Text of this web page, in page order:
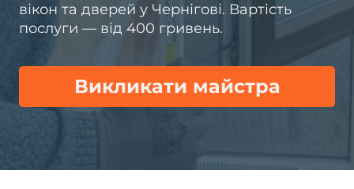
вікон та дверей у Чернігові. Вартість
послуги — від 400 гривень.
Викликати майстра